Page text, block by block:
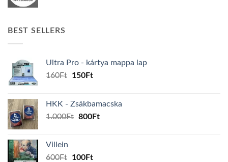
BEST SELLERS
Ultra Pro - kártya mappa lap
160Ft
Original
160Ft.
150FtCurrent
150Ft.
HKK - Zsákbamacska
1.000Ft Original
800FtCurrent
Villein
600Ft
Original
100FtCurrent